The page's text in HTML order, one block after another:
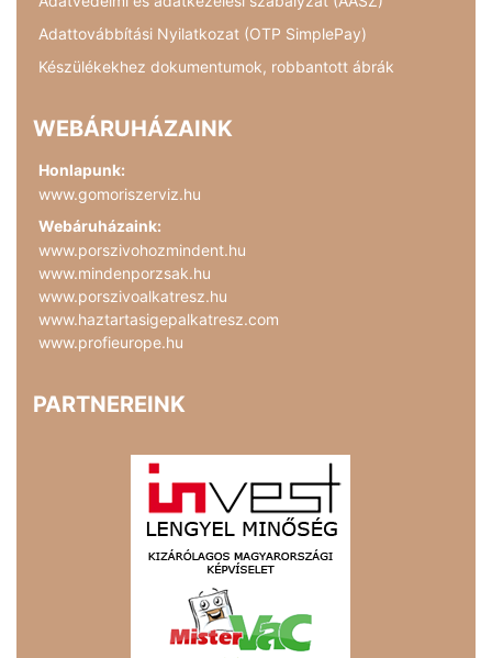
Adattovábbítási Nyilatkozat (OTP SimplePay)
Készülékekhez dokumentumok, robbantott ábrák
WEBÁRUHÁZAINK
Honlapunk:
www.gomoriszerviz.hu
Webáruházaink:
www.porszivohozmindent.hu
www.mindenporzsak.hu
www.porszivoalkatresz.hu
www.haztartasigepalkatresz.com
www.profieurope.hu
PARTNEREINK